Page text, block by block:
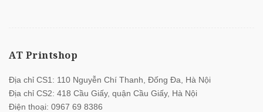
AT Printshop
Địa chỉ CS1: 110 Nguyễn Chí Thanh, Đống Đa, Hà Nội
Địa chỉ CS2: 418 Cầu Giấy, quận Cầu Giấy, Hà Nội
Điện thoại: 0967 69 8386